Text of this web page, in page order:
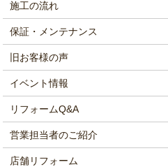
施工の流れ
保証・メンテナンス
旧お客様の声
イベント情報
リフォームQ&A
営業担当者のご紹介
店舗リフォーム